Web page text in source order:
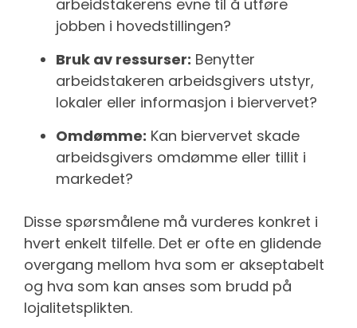
arbeidstakerens evne til å utføre
jobben i hovedstillingen?
Bruk av ressurser: Benytter
arbeidstakeren arbeidsgivers utstyr,
lokaler eller informasjon i biervervet?
Omdømme: Kan biervervet skade
arbeidsgivers omdømme eller tillit i
markedet?
Disse spørsmålene må vurderes konkret i
hvert enkelt tilfelle. Det er ofte en glidende
overgang mellom hva som er akseptabelt
og hva som kan anses som brudd på
lojalitetsplikten.